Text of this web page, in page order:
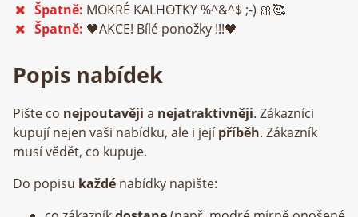
Špatně: MOKRÉ KALHOTKY%^&^$ ;-) 🎀🥰
Špatně: 🖤AKCE! Bílé ponožky !!!🖤
Popis nabídek
Pište co nejpoutavěji a nejatraktivněji. Zákazníci
kupují nejen vaši nabídku, ale i jejípříběh. Zákazník
musí vědět, co kupuje.
Do popisu každé nabídky napište: